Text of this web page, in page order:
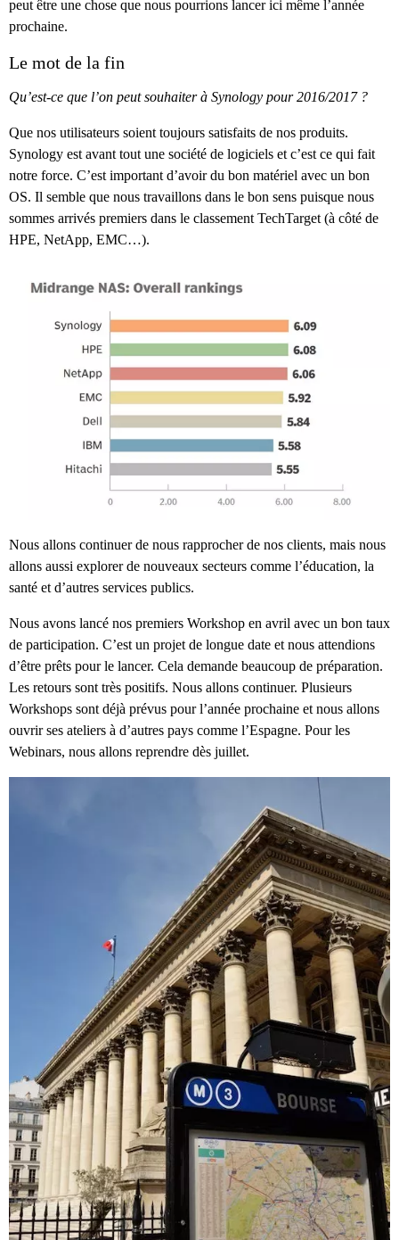
peut être une chose que nous pourrions lancer ici même l’année
prochaine.
Le mot de la fin
Qu’est-ce que l’on peut souhaiter à Synology pour 2016/2017 ?
Que nos utilisateurs soient toujours satisfaits de nos produits.
Synology est avant tout une société de logiciels et c’est ce qui fait
notre force. C’est important d’avoir du bon matériel avec un bon
OS. Il semble que nous travaillons dans le bon sens puisque nous
sommes arrivés premiers dans le classement TechTarget (à côté de
HPE, NetApp, EMC…).
Nous allons continuer de nous rapprocher de nos clients, mais nous
allons aussi explorer de nouveaux secteurs comme l’éducation, la
santé et d’autres services publics.
Nous avons lancé nos premiers Workshop en avril avec un bon taux
de participation. C’est un projet de longue date et nous attendions
d’être prêts pour le lancer. Cela demande beaucoup de préparation.
Les retours sont très positifs. Nous allons continuer. Plusieurs
Workshops sont déjà prévus pour l’année prochaine et nous allons
ouvrir ses ateliers à d’autres pays comme l’Espagne. Pour les
Webinars, nous allons reprendre dès juillet.